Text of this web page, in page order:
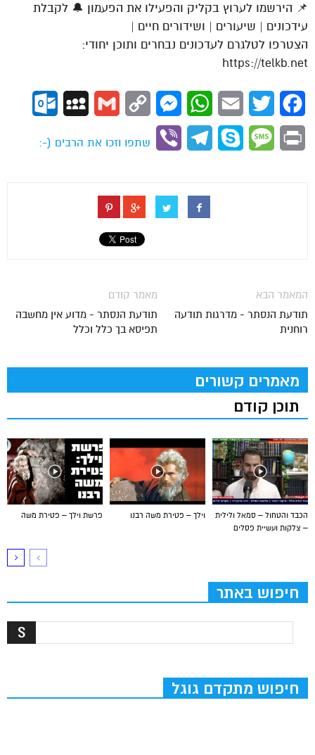
📌 הירשמו לערוץ בקליק והפעילו את הפעמון 🔔 לקבלת
עידכונים | שיעורים | ושידורים חיים |
הצטרפו לטלגרם לעדכונים נבחרים ותוכן יחודי:
https://telkb.net
Facebook
Twitter
Email
WhatsApp
Messenger
Copy
Gmail
MySpace
Print
Message
Skype
Telegram
Viber
שתפו וזכו את הרבים (-:
מאמר קודם
תודעת הנסתר - מדוע אין מחשבה
תפיסא בך כלל וכלל
המאמר הבא
תודעת הנסתר - מדרגות תודעה
רוחנית
מאמרים קשורים
תוכן קודם
פרשת וילך – פטירת משה וילך – פטירת משה רבנו
הכבד והטחול – סמאל ולילית
– צלקות ועשיית פסלים
חיפוש באתר
חיפוש מתקדם גוגל